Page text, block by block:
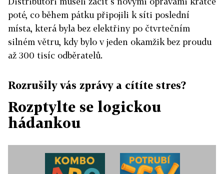
poté, co během pátku připojili k síti poslední
místa, která byla bez elektřiny po čtvrtečním
silném větru, kdy bylo v jeden okamžik bez proudu
až 300 tisíc odběratelů.
Rozrušily vás zprávy a cítíte stres?
Rozptylte se logickou
hádankou